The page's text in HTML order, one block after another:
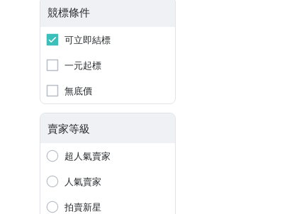
競標條件
可立即結標
一元起標
無底價
賣家等級
超人氣賣家
人氣賣家
拍賣新星